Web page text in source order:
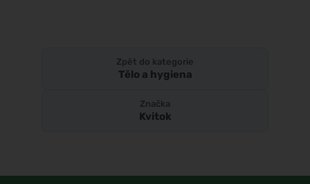
Zpět do kategorie
Tělo a hygiena
Značka
Kvitok